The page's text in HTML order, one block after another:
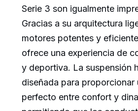
Serie 3 son igualmente
Gracias a su arquitectura
motores potentes y
ofrece una experiencia de
y deportiva. La suspensión
diseñada para proporcionar
perfecto entre confort y